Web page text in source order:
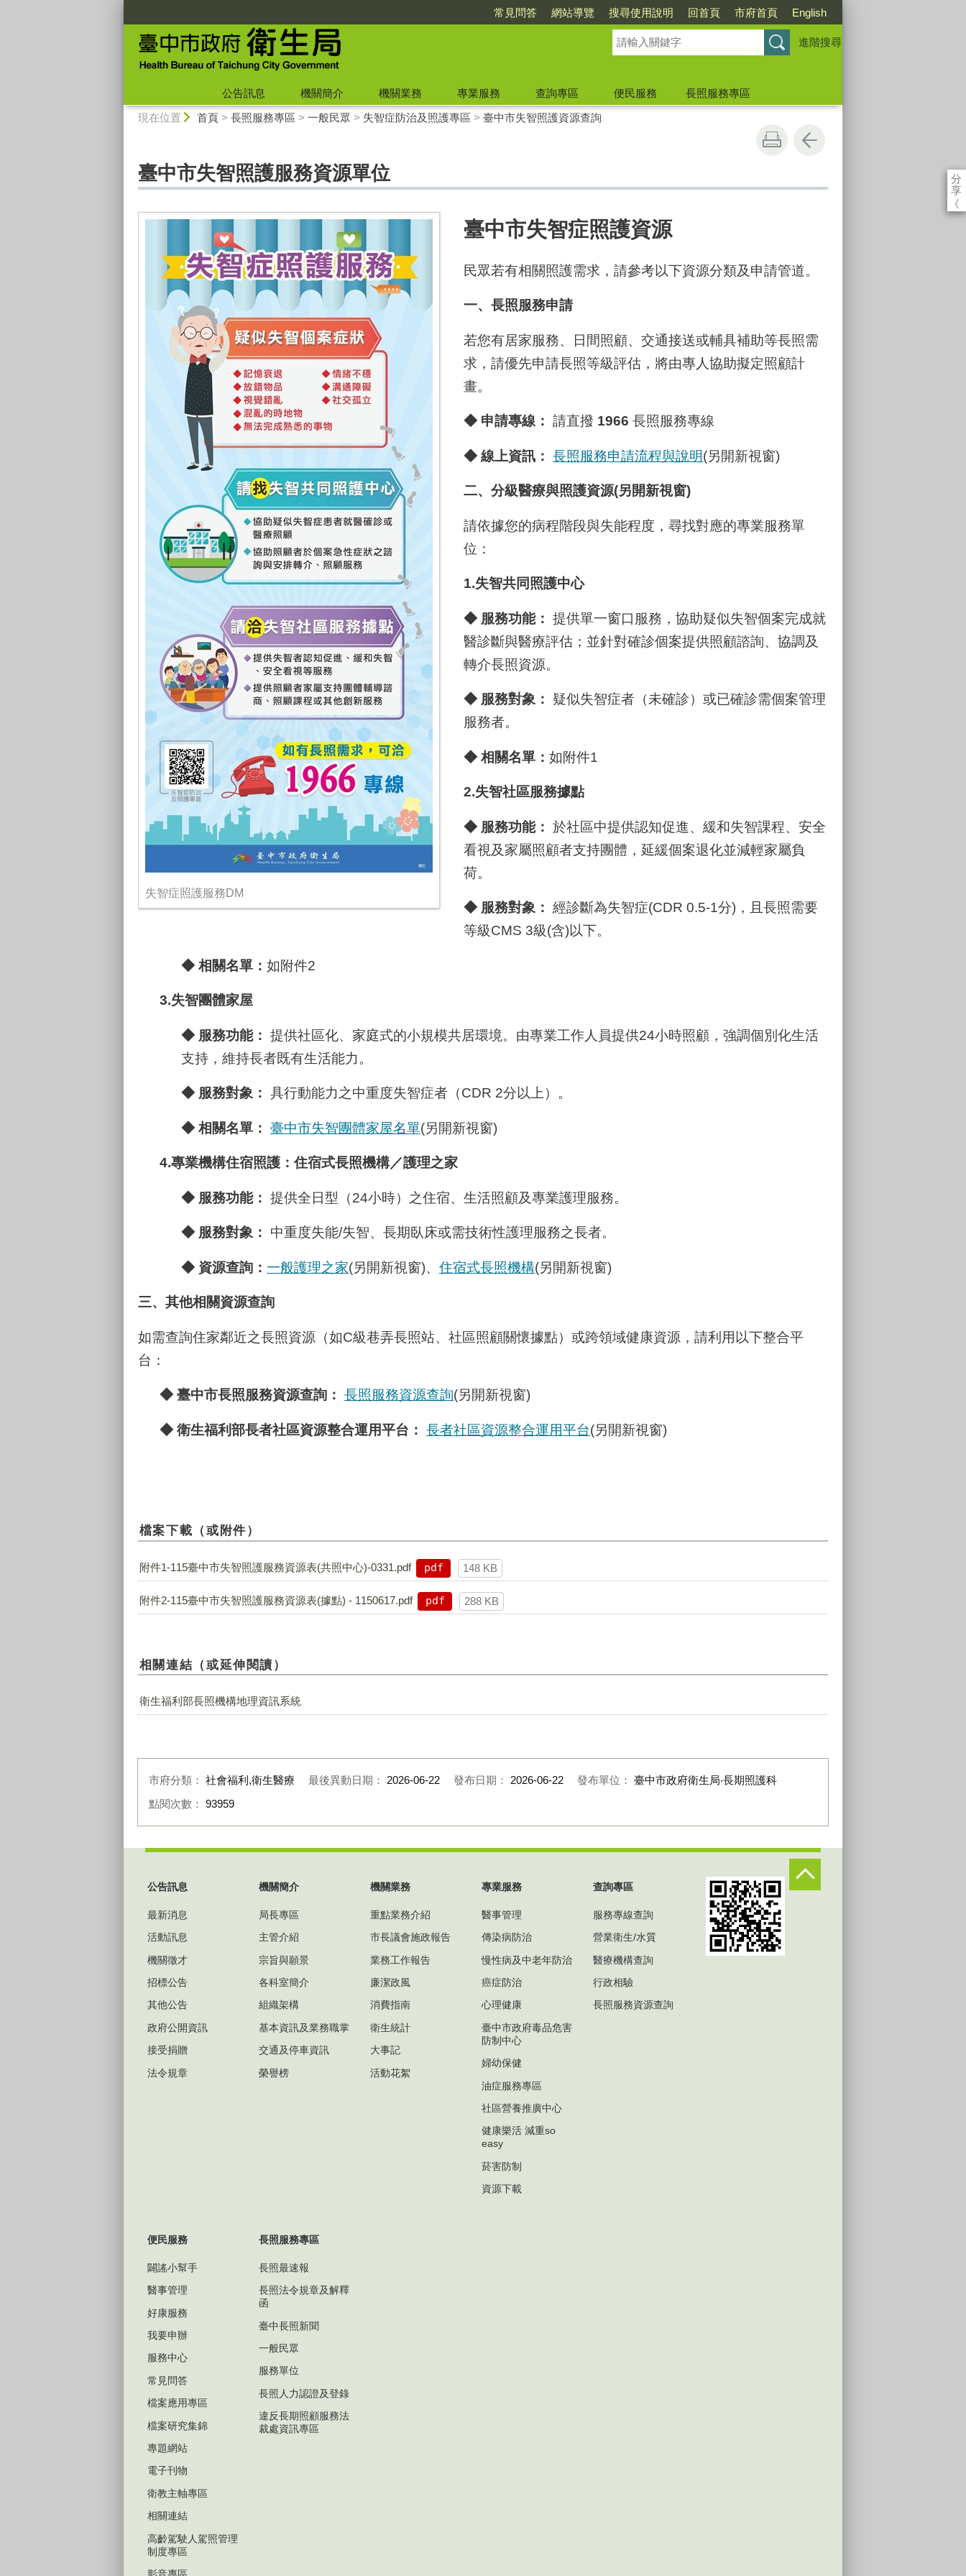
常見問答 網站導覽 搜尋使用說明 回首頁 市府首頁 English
進階搜尋
公告訊息 機關簡介 機關業務 專業服務 查詢專區 便民服務
長照服務專區
現在位置 首頁> 長照服務專區 > 一般民眾 > 失智症防治及照護專區 > 臺中市失智照護資源查詢
分
享
《
臺中市失智照護服務資源單位
失智症照護服務DM
臺中市失智症照護資源
民眾若有相關照護需求，請參考以下資源分類及申請管道。
一、長照服務申請
若您有居家服務、日間照顧、交通接送或輔具補助等長照需
求，請優先申請長照等級評估，將由專人協助擬定照顧計
畫。
◆ 申請專線： 請直撥 1966 長照服務專線
◆ 線上資訊： 長照服務申請流程與說明(另開新視窗)
二、分級醫療與照護資源(另開新視窗)
請依據您的病程階段與失能程度，尋找對應的專業服務單
位：
1.失智共同照護中心
◆ 服務功能： 提供單一窗口服務，協助疑似失智個案完成就
醫診斷與醫療評估；並針對確診個案提供照顧諮詢、協調及
轉介長照資源。
◆ 服務對象：
疑似失智症者（未確診）或已確診需個案管理
服務者。
◆ 相關名單： 如附件1
2.失智社區服務據點
◆ 服務功能： 於社區中提供認知促進、緩和失智課程、安全
看視及家屬照顧者支持團體，延緩個案退化並減輕家屬負
荷。
◆ 服務對象： 經診斷為失智症(CDR 0.5-1分)，且長照需要
等級CMS 3級(含)以下。
◆ 相關名單： 如附件2
3.失智團體家屋
◆ 服務功能： 提供社區化、家庭式的小規模共居環境。由專業工作人員提供24小時照顧，強調個別化生活
支持，維持長者既有生活能力。
◆ 服務對象： 具行動能力之中重度失智症者（CDR 2分以上）。
◆ 相關名單： 臺中市失智團體家屋名單(另開新視窗)
4.專業機構住宿照護：住宿式長照機構／護理之家
◆ 服務功能： 提供全日型（24小時）之住宿、生活照顧及專業護理服務。
◆ 服務對象： 中重度失能/失智、長期臥床或需技術性護理服務之長者。
◆ 資源查詢： 一般護理之家(另開新視窗)、 住宿式長照機構(另開新視窗)
三、其他相關資源查詢
如需查詢住家鄰近之長照資源（如C級巷弄長照站、社區照顧關懷據點）或跨領域健康資源，請利用以下整合平
台：
◆ 臺中市長照服務資源查詢： 長照服務資源查詢(另開新視窗)
◆ 衛生福利部長者社區資源整合運用平台： 長者社區資源整合運用平台(另開新視窗)
檔案下載（或附件）
附件1-115臺中市失智照護服務資源表(共照中心)-0331.pdf pdf 148 KB
附件2-115臺中市失智照護服務資源表(據點) - 1150617.pdf pdf 288 KB
相關連結（或延伸閱讀）
衛生福利部長照機構地理資訊系統
市府分類： 社會福利,衛生醫療 最後異動日期： 2026-06-22 發布日期： 2026-06-22 發布單位： 臺中市政府衛生局‧長期照護科
點閱次數： 93959
公告訊息
最新消息
活動訊息
機關徵才
招標公告
其他公告
政府公開資訊
接受捐贈
法令規章
機關簡介
局長專區
主管介紹
宗旨與願景
各科室簡介
組織架構
基本資訊及業務職掌
交通及停車資訊
榮譽榜
機關業務
重點業務介紹
市長議會施政報告
業務工作報告
廉潔政風
消費指南
衛生統計
大事記
活動花絮
專業服務
醫事管理
傳染病防治
慢性病及中老年防治
癌症防治
心理健康
臺中市政府毒品危害
防制中心
婦幼保健
油症服務專區
社區營養推廣中心
健康樂活 減重so
easy
菸害防制
資源下載
查詢專區
服務專線查詢
營業衛生/水質
醫療機構查詢
行政相驗
長照服務資源查詢
便民服務
闢謠小幫手
醫事管理
好康服務
我要申辦
服務中心
常見問答
檔案應用專區
檔案研究集錦
專題網站
電子刊物
衛教主軸專區
相關連結
高齡駕駛人駕照管理
制度專區
長照服務專區
長照最速報
長照法令規章及解釋
函
臺中長照新聞
一般民眾
服務單位
長照人力認證及登錄
違反長期照顧服務法
裁處資訊專區